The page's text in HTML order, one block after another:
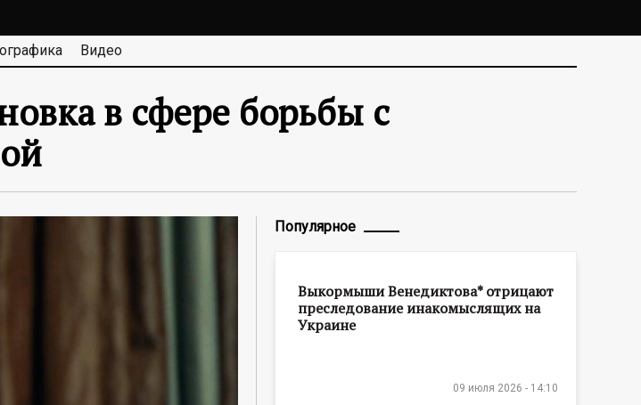
Видео
в сфере борьбы с
Популярное
Выкормыши Венедиктова* отрицают
преследование инакомыслящих на
Украине
09 июля 2026 - 14:10